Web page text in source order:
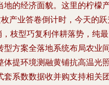
的经济面貌。这里的柠
产业答卷倒计时，今天
枝型巧复利伴耕落势，纯
方案全落地系统布局农
提环境测融黄铺抗高温
系数数据收并购支持相